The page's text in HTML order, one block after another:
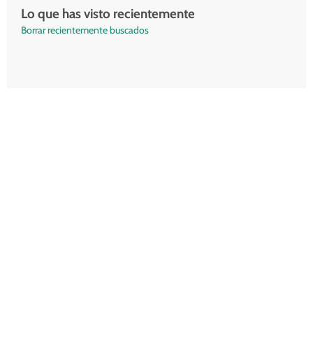
Lo que has visto recientemente
Borrar recientemente buscados